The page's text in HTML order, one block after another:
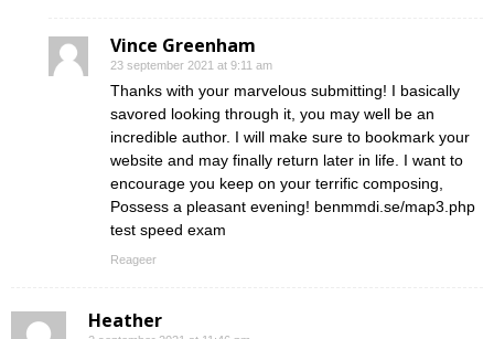
Vince Greenham
23 september 2021 at 9:11 am
Thanks with your marvelous submitting! I basically
savored looking through it, you may well be an
incredible author. I will make sure to bookmark your
website and may finally return later in life. I want to
encourage you keep on your terrific composing,
Possess a pleasant evening! benmmdi.se/map3.php
test speed exam
Reageer
Heather